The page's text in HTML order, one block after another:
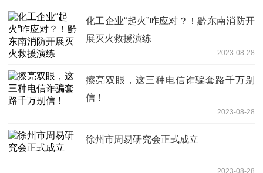
化工企业“起火”咋应对？！黔东南消防开
展灭火救援演练
2023-08-28
擦亮双眼，这三种电信诈骗套路千万别
信！
2023-08-28
徐州市周易研究会正式成立
2023-08-28